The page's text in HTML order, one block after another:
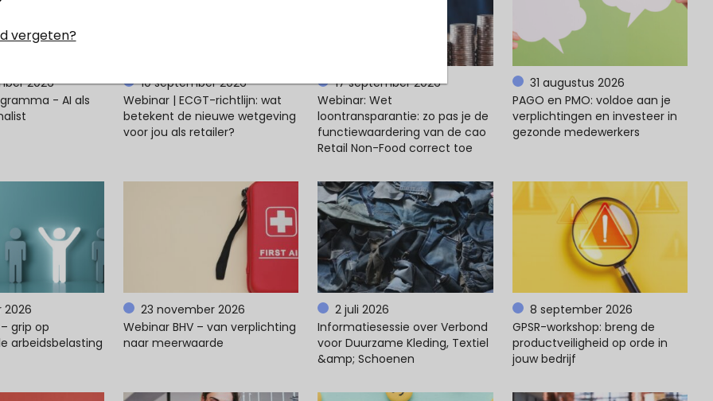
2026
- AI als
10 september 2026
Webinar | ECGT-richtlijn: wat
betekent de nieuwe wetgeving
voor jou als retailer?
17 september 2026
Webinar: Wet
loontransparantie: zo pas je de
functiewaardering van de cao
Retail Non-Food correct toe
31 augustus 2026
PAGO en PMO: voldoe aan je
verplichtingen en investeer in
gezonde medewerkers
2026
grip op
arbeidsbelasting
23 november 2026
Webinar BHV – van verplichting
naar meerwaarde
2 juli 2026
Informatiesessie over Verbond
voor Duurzame Kleding, Textiel
&amp; Schoenen
8 september 2026
GPSR-workshop: breng de
productveiligheid op orde in
jouw bedrijf
vergeten?